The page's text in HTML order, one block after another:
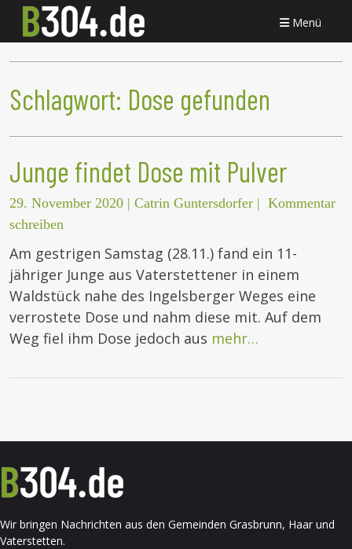
Menü
Schlagwort: Dose gefunden
Junge findet Dose mit Pulver
29. November 2020 | Catrin Guntersdorfer | Kommentar
schreiben
Am gestrigen Samstag (28.11.) fand ein 11-
jähriger Junge aus Vaterstettener in einem
Waldstück nahe des Ingelsberger Weges eine
verrostete Dose und nahm diese mit. Auf dem
Weg fiel ihm Dose jedoch aus mehr…
Wir bringen Nachrichten aus den Gemeinden Grasbrunn, Haar und
Vaterstetten.